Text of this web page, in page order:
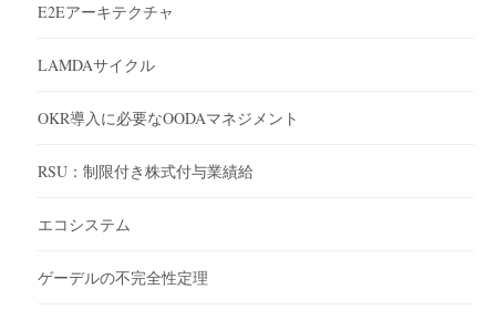
E2Eアーキテクチャ
LAMDAサイクル
OKR導入に必要なOODAマネジメント
RSU：制限付き株式付与業績給
エコシステム
ゲーデルの不完全性定理